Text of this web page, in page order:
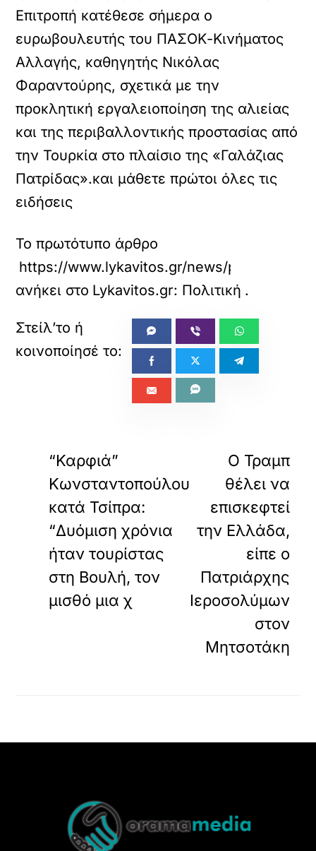
Επιτροπή κατέθεσε σήμερα ο
ευρωβουλευτής του ΠΑΣΟΚ-Κινήματος
Αλλαγής, καθηγητής Νικόλας
Φαραντούρης, σχετικά με την
προκλητική εργαλειοποίηση της αλιείας
και της περιβαλλοντικής προστασίας από
την Τουρκία στο πλαίσιο της «Γαλάζιας
Πατρίδας».και μάθετε πρώτοι όλες τις
ειδήσεις
Το πρωτότυπο άρθρο
https://www.lykavitos.gr/news/politics/
ανήκει στο Lykavitos.gr: Πολιτική .
“Καρφιά”
Κωνσταντοπούλου
κατά Τσίπρα:
“Δυόμιση χρόνια
ήταν τουρίστας
στη Βουλή, τον
μισθό μια χ
Ο Τραμπ
θέλει να
επισκεφτεί
την Ελλάδα,
είπε ο
Πατριάρχης
Ιεροσολύμων
στον
Μητσοτάκη
Top